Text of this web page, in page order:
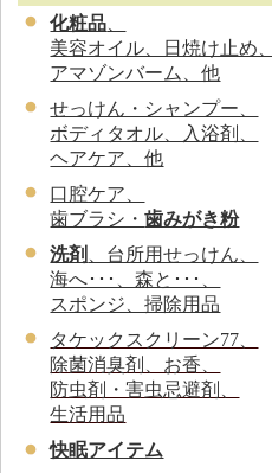
化粧品
美容オイル、日焼け止め、
アマゾンバーム、他
せっけん・シャンプー、
ボディタオル、入浴剤、
ヘアケア、他
口腔ケア、
歯ブラシ・歯みがき粉
洗剤
、台所用せっけん、
海へ･･･、森と･･･、
スポンジ、掃除用品
タケックスクリーン77、
除菌消臭剤、お香、
防虫剤・害虫忌避剤、
生活用品
快眠アイテム